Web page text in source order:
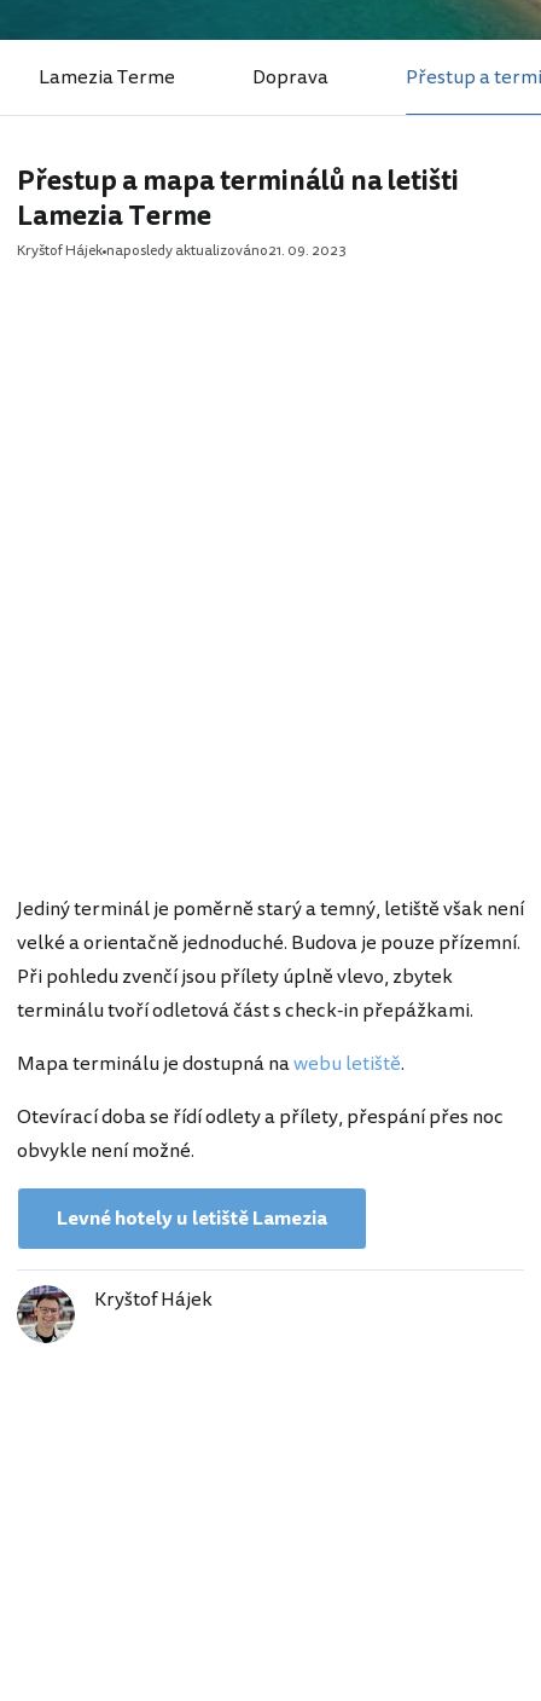
Lamezia Terme Doprava Přestup a
Přestup a mapa terminálů na letišti
Lamezia Terme
Kryštof Hájek naposledy aktualizováno21. 09. 2023
Jediný terminál je poměrně starý a temný, letiště však není
velké a orientačně jednoduché. Budova je pouze přízemní.
Při pohledu zvenčí jsou přílety úplně vlevo, zbytek
terminálu tvoří odletová část s check-in přepážkami.
Mapa terminálu je dostupná nawebu letiště.
Otevírací doba se řídí odlety a přílety, přespání přes noc
obvykle není možné.
Levné hotely u letiště Lamezia
Kryštof Hájek